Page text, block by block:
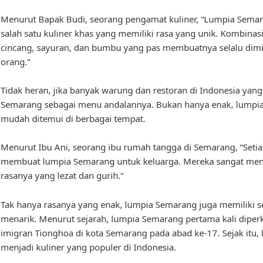
Menurut Bapak Budi, seorang pengamat kuliner, “Lumpia
salah satu kuliner khas yang memiliki rasa yang unik.
cincang, sayuran, dan bumbu yang pas membuatnya selalu
orang.”
Tidak heran, jika banyak warung dan restoran di Indonesia
Semarang sebagai menu andalannya. Bukan hanya enak,
mudah ditemui di berbagai tempat.
Menurut Ibu Ani, seorang ibu rumah tangga di Semarang,
membuat lumpia Semarang untuk keluarga. Mereka sangat
rasanya yang lezat dan gurih.”
Tak hanya rasanya yang enak, lumpia Semarang juga memiliki
menarik. Menurut sejarah, lumpia Semarang pertama kali
imigran Tionghoa di kota Semarang pada abad ke-17. Sejak itu,
menjadi kuliner yang populer di Indonesia.